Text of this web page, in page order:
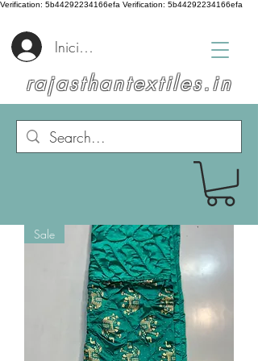
Verification: 5b44292234166efa Verification: 5b44292234166efa
rajasthantextiles.in
Iniciar sesión
Sale